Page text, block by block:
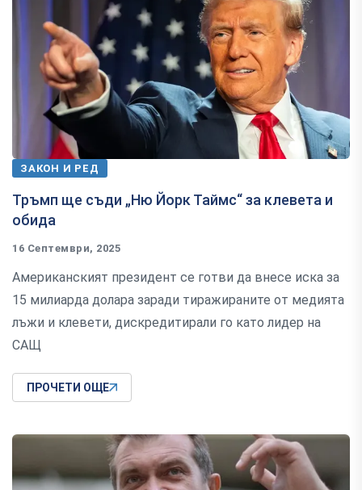
ЗАКОН И РЕД
Тръмп ще съди „Ню Йорк Таймс“ за клевета и
обида
16 Септември, 2025
Американският президент се готви да внесе иска за
15 милиарда долара заради тиражираните от медията
лъжи и клевети, дискредитирали го като лидер на
САЩ
ПРОЧЕТИ ОЩЕ